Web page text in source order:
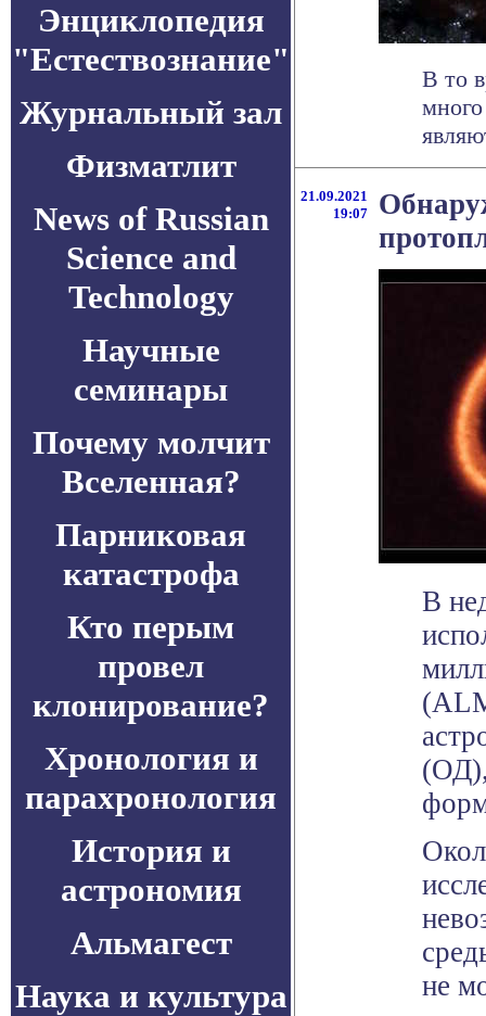
Энциклопедия
"Естествознание"
Журнальный зал
Физматлит
News of Russian
Science and
Technology
Научные
семинары
Почему молчит
Вселенная?
Парниковая
катастрофа
Кто перым
провел
клонирование?
Хронология и
парахронология
История и
астрономия
Альмагест
Наука и культура
В то
21.09.2021
19:07
В
не